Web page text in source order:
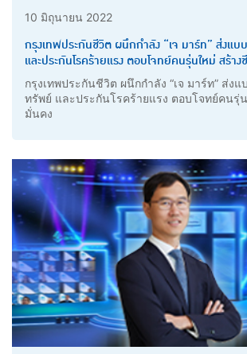
10 มิถุนายน 2022
กรุงเทพประกันชีวิต ผนึกกำลัง “เจ มาร์ท” ส่งแ
และประกันโรคร้ายแรง ตอบโจทย์คนรุ่นใหม่ สร้า
กรุงเทพประกันชีวิต ผนึกกำลัง “เจ มาร์ท” ส่ง
ทรัพย์ และประกันโรคร้ายแรง ตอบโจทย์คนรุ่
มั่นคง